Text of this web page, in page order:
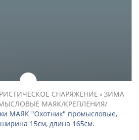
СНАРЯЖЕНИЕ »ЗИМА
МАЯК/КРЕПЛЕНИЯ/
МАЯК "Охотник" промысловые,
15см, длина 165см.